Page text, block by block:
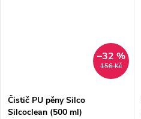
156 Kč
–32 %
Čistič PU pěny Silco
Silcoclean (500 ml)